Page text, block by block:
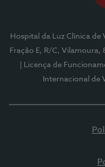
Hospital da Luz Clínica de
Fração E, R/C, Vilamoura,
| Licença de
Internacional de